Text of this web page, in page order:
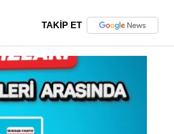
TAKİP ET